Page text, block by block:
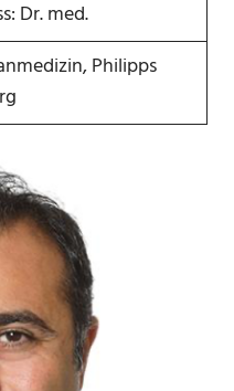
Dr. med.
Philipps